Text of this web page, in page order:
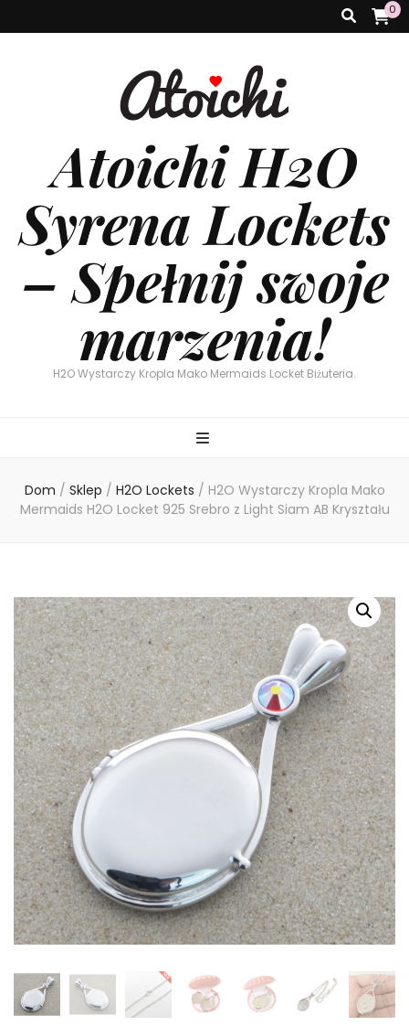
0
Atoichi H2O
Syrena Lockets
– Spełnij swoje
marzenia!
H2O Wystarczy Kropla Mako Mermaids Locket Biżuteria.
Dom / Sklep / H2O Lockets / H2O Wystarczy Kropla Mako
Mermaids H2O Locket 925 Srebro z Light Siam AB Kryształu